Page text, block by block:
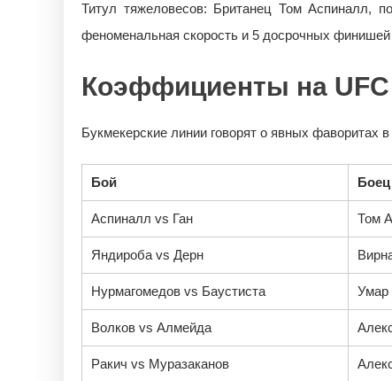
Титул тяжеловесов: Британец Том Аспиналл,
феноменальная скорость и 5 досрочных
Коэффициенты на UFC
Букмекерские линии говорят о явных фаворитах
Бой Боец
Аспиналл vs Ган Том
Яндироба vs Дерн
Нурмагомедов vs Баустиста Умар
Волков vs Алмейда
Ракич vs Муразаканов